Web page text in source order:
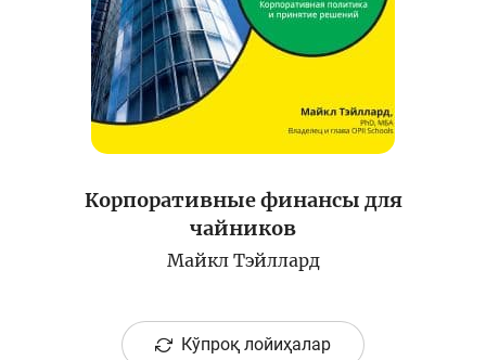
Корпоративные финансы для
чайников
Майкл Тэйллард
Кўпроқ лойиҳалар